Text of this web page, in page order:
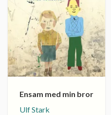
Ensam med min bror
Ulf Stark